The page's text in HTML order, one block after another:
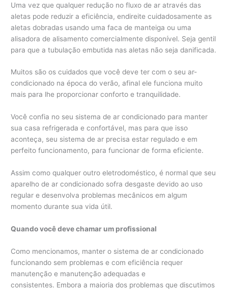
Uma vez que qualquer redução no fluxo de ar através das
aletas pode reduzir a eficiência, endireite cuidadosamente as
aletas dobradas usando uma faca de manteiga ou uma
alisadora de alisamento comercialmente disponível. Seja gentil
para que a tubulação embutida nas aletas não seja danificada.
Muitos são os cuidados que você deve ter com o seu ar-
condicionado na época do verão, afinal ele funciona muito
mais para lhe proporcionar conforto e tranquilidade.
Você confia no seu sistema de ar condicionado para manter
sua casa refrigerada e confortável, mas para que isso
aconteça, seu sistema de ar precisa estar regulado e em
perfeito funcionamento, para funcionar de forma eficiente.
Assim como qualquer outro eletrodoméstico, é normal que seu
aparelho de ar condicionado sofra desgaste devido ao uso
regular e desenvolva problemas mecânicos em algum
momento durante sua vida útil.
Quando você deve chamar um profissional
Como mencionamos, manter o sistema de ar condicionado
funcionando sem problemas e com eficiência requer
manutenção e manutenção adequadas e
consistentes. Embora a maioria dos problemas que discutimos